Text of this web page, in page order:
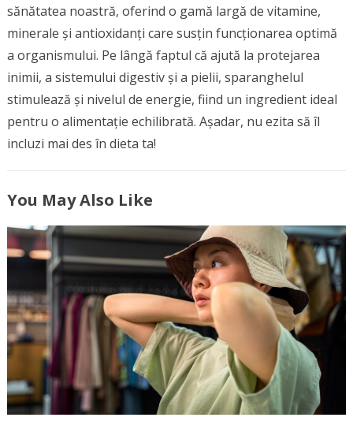
sănătatea noastră, oferind o gamă largă de vitamine,
minerale și antioxidanți care susțin funcționarea optimă
a organismului. Pe lângă faptul că ajută la protejarea
inimii, a sistemului digestiv și a pielii, sparanghelul
stimulează și nivelul de energie, fiind un ingredient ideal
pentru o alimentație echilibrată. Așadar, nu ezita să îl
incluzi mai des în dieta ta!
You May Also Like